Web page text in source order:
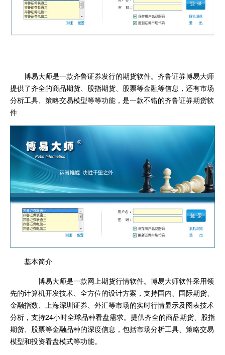
博易大师是一款齐鲁证券发行的期货软件。齐鲁证券博易大师
提供了齐全的商品期货、股指期货、股票等金融等信息，还有市场
分析工具、策略交易模型等等功能，是一款不错的齐鲁证券期货软
件
基本简介
博易大师是一款网上期货行情软件。博易大师软件采用领
先的计算机开发技术、全方位的设计方案，支持国内、国际期货、
金融指数、上海深圳证券、外汇等市场的实时行情显示及图表技术
分析，支持24小时全球品种看盘需求。提供齐全的商品期货、股指
期货、股票等金融品种的深度信息，包括市场分析工具、策略交易
模型和投资看盘模式等功能。